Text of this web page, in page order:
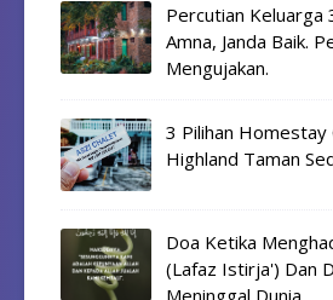
Percutian Keluarga
Amna, Janda Baik.
Mengujakan.
3 Pilihan Homestay
Highland Taman
Doa Ketika
(Lafaz Istirja') Dan
Meninggal Dunia